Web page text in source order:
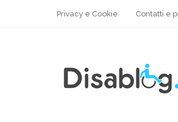
Privacy e Cookie Contatti e